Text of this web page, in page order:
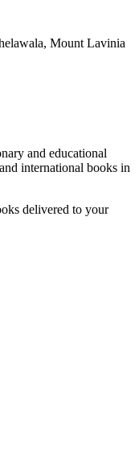
Mount Lavinia
and educational
international books in
delivered to your